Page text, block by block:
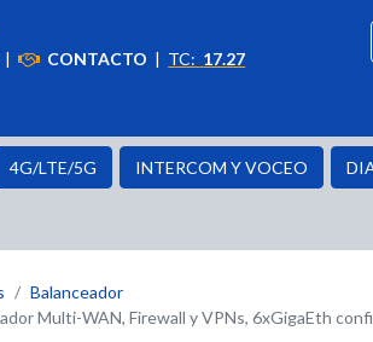
| CONTACTO | TC: 17.27
4G/LTE/5G INTERCOM Y VOCEO
Balanceador
Multi-WAN, Firewall y VPNs, 6xGigaEth